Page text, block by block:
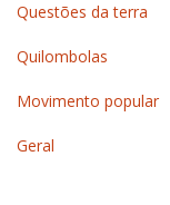
Questões da terra
Quilombolas
Movimento popular
Geral